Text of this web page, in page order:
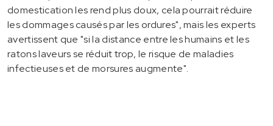
domestication les rend plus doux, cela pourrait réduire
les dommages causés par les ordures", mais les experts
avertissent que "si la distance entre les humains et les
ratons laveurs se réduit trop, le risque de maladies
infectieuses et de morsures augmente".